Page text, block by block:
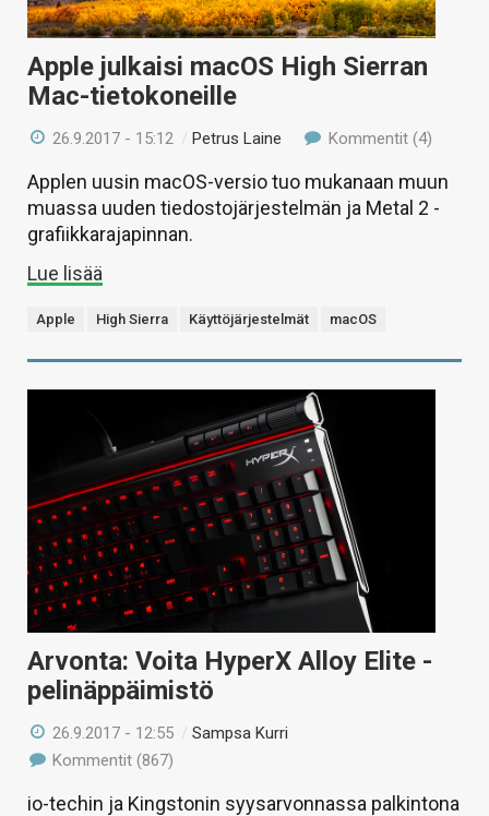
Apple julkaisi macOS High Sierran
Mac-tietokoneille
26.9.2017 - 15:12 /Petrus Laine Kommentit (4)
Applen uusin macOS-versio tuo mukanaan muun
muassa uuden tiedostojärjestelmän ja Metal 2 -
grafiikkarajapinnan.
Lue lisää
Apple High Sierra Käyttöjärjestelmät macOS
Arvonta: Voita HyperX Alloy Elite -
pelinäppäimistö
26.9.2017 - 12:55 /Sampsa Kurri
Kommentit (867)
io-techin ja Kingstonin syysarvonnassa palkintona